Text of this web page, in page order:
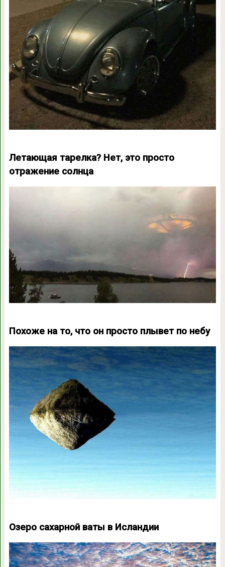
Летающая тарелка? Нет, это просто
отражение солнца
Похоже на то, что он просто плывет по небу
Озеро сахарной ваты в Исландии